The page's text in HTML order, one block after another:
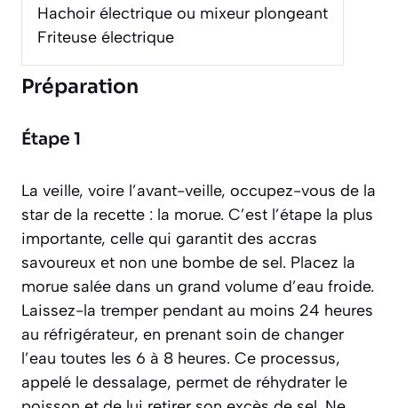
Hachoir électrique ou mixeur plongeant
Friteuse électrique
Préparation
Étape 1
La veille, voire l’avant-veille, occupez-vous de la
star de la recette : la morue. C’est l’étape la plus
importante, celle qui garantit des accras
savoureux et non une bombe de sel. Placez la
morue salée dans un grand volume d’eau froide.
Laissez-la tremper pendant au moins 24 heures
au réfrigérateur, en prenant soin de changer
l’eau toutes les 6 à 8 heures. Ce processus,
appelé le dessalage, permet de réhydrater le